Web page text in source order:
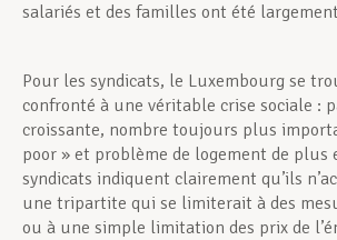
salariés et des familles ont été
Pour les syndicats, le Luxembourg se
confronté à une véritable crise sociale :
croissante, nombre toujours plus
poor » et problème de logement de plus
syndicats indiquent clairement qu’ils
une tripartite qui se limiterait à des
ou à une simple limitation des prix de